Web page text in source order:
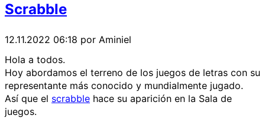
Scrabble
12.11.2022 06:18 por Aminiel
Hola a todos.
Hoy abordamos el terreno de los juegos de letras con su
representante más conocido y mundialmente jugado.
Así que el scrabble hace su aparición en la Sala de
juegos.